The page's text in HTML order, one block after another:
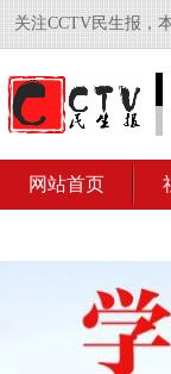
关注CCTV民生报，
网站首页